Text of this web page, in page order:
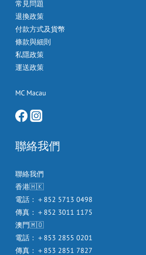
常見問題
退換政策
付款方式及貨幣
條款與細則
私隱政策
運送政策
MC Macau
聯絡我們
聯絡我們
香港🇭🇰
電話：＋852 5713 0498
傳真：＋852 3011 1175
澳門🇲🇴
電話：＋853 2855 0201
傳真：＋853 2851 7827